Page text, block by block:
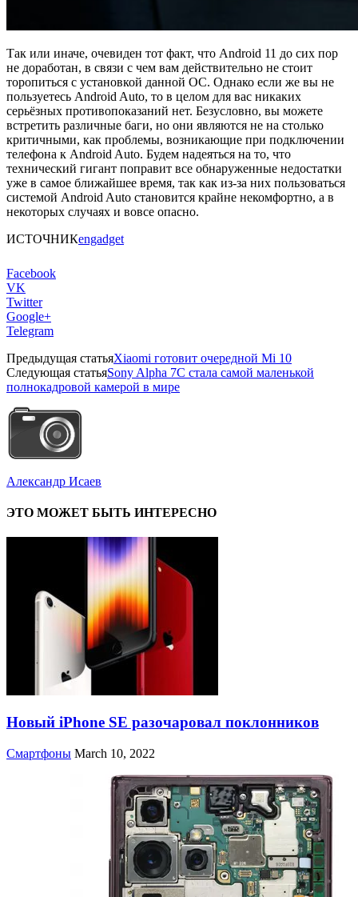
Так или иначе, очевиден тот факт, что Android 11 до сих пор
не доработан, в связи с чем вам действительно не стоит
торопиться с установкой данной ОС. Однако если же вы не
пользуетесь Android Auto, то в целом для вас никаких
серьёзных противопоказаний нет. Безусловно, вы можете
встретить различные баги, но они являются не на столько
критичными, как проблемы, возникающие при подключении
телефона к Android Auto. Будем надеяться на то, что
технический гигант поправит все обнаруженные недостатки
уже в самое ближайшее время, так как из-за них пользоваться
системой Android Auto становится крайне некомфортно, а в
некоторых случаях и вовсе опасно.
ИСТОЧНИКengadget
Facebook
VK
Twitter
Google+
Telegram
Предыдущая статьяXiaomi готовит очередной Mi 10
Следующая статьяSony Alpha 7C стала самой маленькой
полнокадровой камерой в мире
Александр Исаев
ЭТО МОЖЕТ БЫТЬ ИНТЕРЕСНО
Новый iPhone SE разочаровал поклонников
Смартфоны March 10, 2022